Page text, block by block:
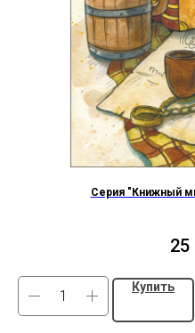
Серия "Книжный
25
Купить